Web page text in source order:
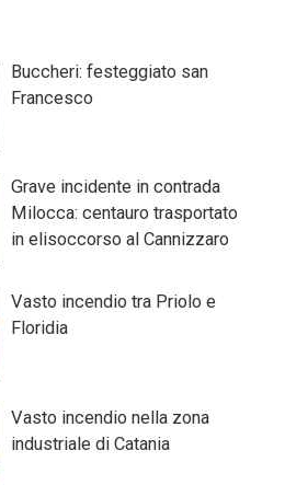
Buccheri: festeggiato san
Francesco
Grave incidente in contrada
Milocca: centauro trasportato
in elisoccorso al Cannizzaro
Vasto incendio tra Priolo e
Floridia
Vasto incendio nella zona
industriale di Catania